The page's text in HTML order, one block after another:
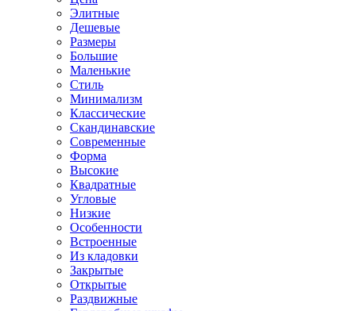
Элитные
Дешевые
Размеры
Большие
Маленькие
Стиль
Минимализм
Классические
Скандинавские
Современные
Форма
Высокие
Квадратные
Угловые
Низкие
Особенности
Встроенные
Из кладовки
Закрытые
Открытые
Раздвижные